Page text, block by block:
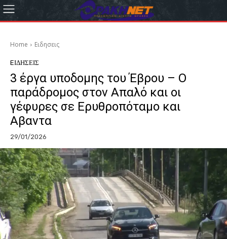
Home Eιδησεις
EΙΔΗΣΕΙΣ
3 έργα υποδομης του Έβρου – Ο
παράδρομος στον Απαλό και οι
γέφυρες σε Ερυθροπόταμο και
Αβαντα
29/01/2026